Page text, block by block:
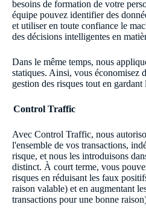
besoins de formation de votre
équipe pouvez identifier des
et utiliser en toute confiance le
des décisions intelligentes en
Dans le même temps, nous
statiques. Ainsi, vous économisez
gestion des risques tout en gardant
Control Traffic
Avec Control Traffic, nous
l'ensemble de vos transactions,
risque, et nous les introduisons
distinct. À court terme, vous
risques en réduisant les faux
raison valable) et en augmentant
transactions pour une bonne